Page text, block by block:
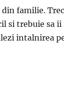
din familie.
si trebuie sa
intalnirea